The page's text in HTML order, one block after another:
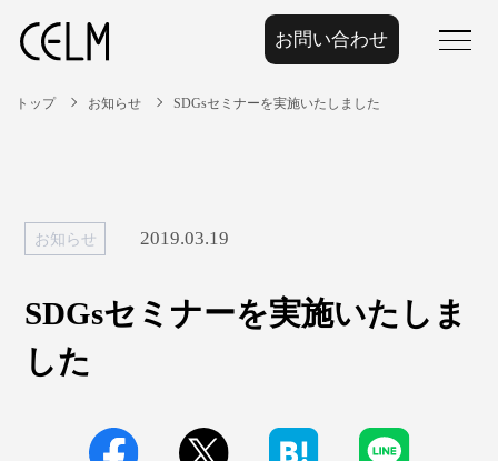
お問い合わせ
トップ お知らせ SDGsセミナーを実施いたしました
お知らせ 2019.03.19
SDGsセミナーを実施いたしま
した